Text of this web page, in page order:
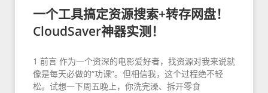
一个工具搞定资源搜索+转存网盘！
CloudSaver神器实测！
1 前言 作为一个资深的电影爱好者，找资源对我来说就
像是每天必做的“功课”。但相信我，这个过程绝不轻
松。试想一下周五晚上，你洗完澡、拆开零食